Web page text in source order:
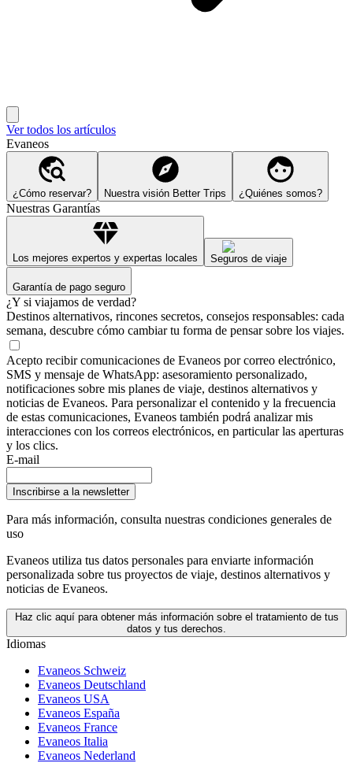
Ver todos los artículos
Evaneos
¿Cómo reservar? Nuestra visión Better Trips ¿Quiénes somos?
Nuestras Garantías
Los mejores expertos y expertas locales Seguros de viaje
Garantía de pago seguro
¿Y si viajamos de verdad?
Destinos alternativos, rincones secretos, consejos responsables: cada
semana, descubre cómo cambiar tu forma de pensar sobre los viajes.
Acepto recibir comunicaciones de Evaneos por correo electrónico,
SMS y mensaje de WhatsApp: asesoramiento personalizado,
notificaciones sobre mis planes de viaje, destinos alternativos y
noticias de Evaneos. Para personalizar el contenido y la frecuencia
de estas comunicaciones, Evaneos también podrá analizar mis
interacciones con los correos electrónicos, en particular las aperturas
y los clics.
E-mail
Inscribirse a la newsletter
Para más información, consulta nuestras condiciones generales de
uso
Evaneos utiliza tus datos personales para enviarte información
personalizada sobre tus proyectos de viaje, destinos alternativos y
noticias de Evaneos.
Haz clic aquí para obtener más información sobre el tratamiento de tus
datos y tus derechos.
Idiomas
Evaneos Schweiz
Evaneos Deutschland
Evaneos USA
Evaneos España
Evaneos France
Evaneos Italia
Evaneos Nederland